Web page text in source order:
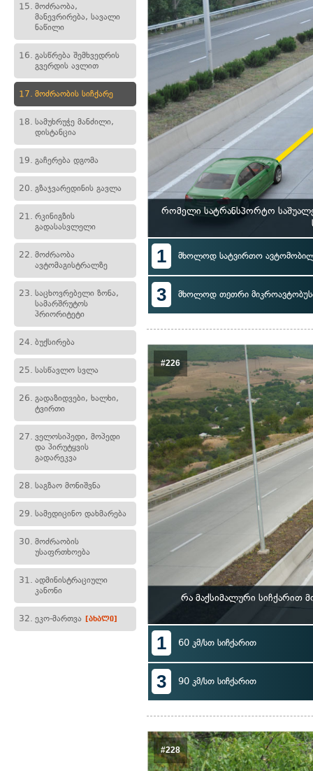
15. მოძრაობა,
მანევრირება, სავალი
ნაწილი
16. გასწრება შემხვედრის
გვერდის ავლით
17. მოძრაობის სიჩქარე
18. სამუხრუჭე მანძილი,
დისტანცია
19. გაჩერება დგომა
20. გზაჯვარედინის გავლა
21. რკინიგზის
გადასასვლელი
22. მოძრაობა
ავტომაგისტრალზე
23. საცხოვრებელი ზონა,
სამარშრუტოს
პრიორიტეტი
24. ბუქსირება
25. სასწავლო სვლა
26. გადაზიდვები, ხალხი,
ტვირთი
27. ველოსიპედი, მოპედი
და პირუტყვის
გადარეკვა
28. საგზაო მონიშვნა
29. სამედიცინო დახმარება
30. მოძრაობის
უსაფრთხოება
31. ადმინისტრაციული
კანონი
32. ეკო-მართვა [ახალი]
რომელი სატრანსპორტო
1 მხოლოდ სატვირთო
3 მხოლოდ თეთრი
#226
რა მაქსიმალური სიჩქარით
1 60 კმ/სთ სიჩქარით
3 90 კმ/სთ სიჩქარით
#228